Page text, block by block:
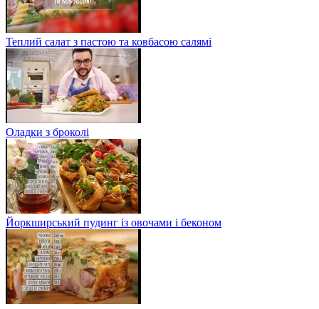
Теплий салат з пастою та ковбасою салямі
Оладки з броколі
Йоркширський пудинг із овочами і беконом